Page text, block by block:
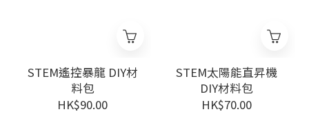
STEM遙控暴龍 DIY材
料包
HK$90.00
STEM太陽能直昇機
DIY材料包
HK$70.00